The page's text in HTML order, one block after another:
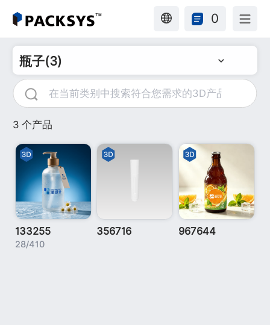
0
瓶子(3)
3 个产品
133255
28/410
356716 967644